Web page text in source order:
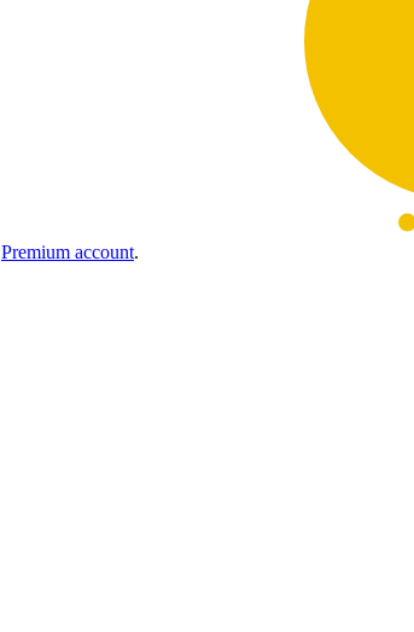
Premium account.